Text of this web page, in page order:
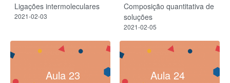
Ligações intermoleculares​
2021-02-03
Composição quantitativa de
soluções​
2021-02-05
Aula 23 Aula 24